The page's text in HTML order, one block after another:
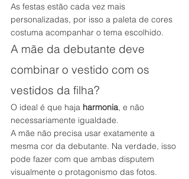
As festas estão cada vez mais
personalizadas, por isso a paleta de cores
costuma acompanhar o tema escolhido.
A mãe da debutante deve
combinar o vestido com os
vestidos da filha?
O ideal é que haja harmonia, e não
necessariamente igualdade.
A mãe não precisa usar exatamente a
mesma cor da debutante. Na verdade, isso
pode fazer com que ambas disputem
visualmente o protagonismo das fotos.